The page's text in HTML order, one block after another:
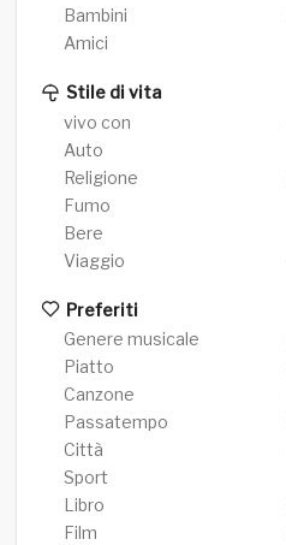
Bambini
Amici
Stile di vita
vivo con
Auto
Religione
Fumo
Bere
Viaggio
Preferiti
Genere musicale
Piatto
Canzone
Passatempo
Città
Sport
Libro
Film